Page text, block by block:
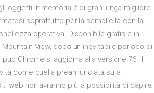
oggetti in memoria è di gran lunga migliore.
soprattutto per la semplicità con la
operativa. Disponibile gratis e in
View, dopo un inevitabile periodo di
Chrome si aggiorna alla versione 76. Il
come quella preannunciata sulla
web non avranno più la possibilità di capire